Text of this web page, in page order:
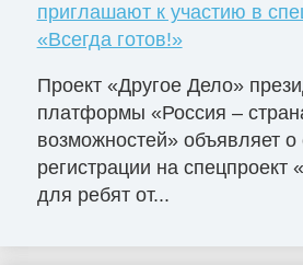
приглашают к участию в
«Всегда готов!»
Проект «Другое Дело»
платформы «Россия –
возможностей» объявляет о
регистрации на спецпроект
для ребят от...